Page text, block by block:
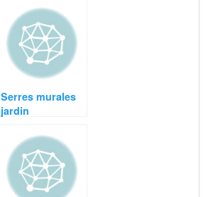
Serres murales
jardin